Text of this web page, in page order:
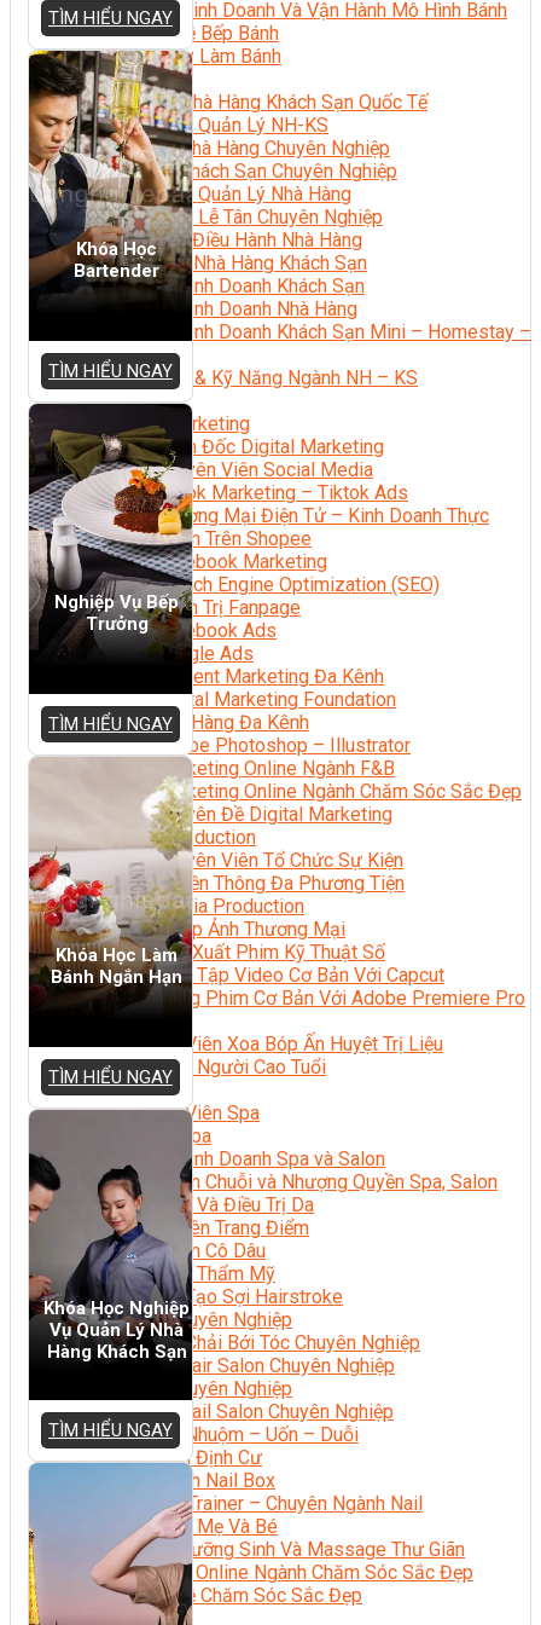
Bí Quyết Kinh Doanh Và Vận Hành Mô Hình Bánh
Chuyên Đề Bếp Bánh
Video Dạy Làm Bánh
Quản Trị NHKS
Quản Trị Nhà Hàng Khách Sạn Quốc Tế
Nghiệp Vụ Quản Lý NH-KS
Quản Lý Nhà Hàng Chuyên Nghiệp
Quản Lý Khách Sạn Chuyên Nghiệp
Nghiệp Vụ Quản Lý Nhà Hàng
Nghiệp Vụ Lễ Tân Chuyên Nghiệp
Giám Đốc Điều Hành Nhà Hàng
Tiếng Anh Nhà Hàng Khách Sạn
Khởi Sự Kinh Doanh Khách Sạn
Khởi Sự Kinh Doanh Nhà Hàng
Khởi Sự Kinh Doanh Khách Sạn Mini – Homestay –
AirBnB
Kiến Thức & Kỹ Năng Ngành NH – KS
Marketing
Digital Marketing
Giám Đốc Digital Marketing
Chuyên Viên Social Media
Tiktok Marketing – Tiktok Ads
Thương Mại Điện Tử – Kinh Doanh Thực
Chiến Trên Shopee
Facebook Marketing
Search Engine Optimization (SEO)
Quản Trị Fanpage
Facebook Ads
Google Ads
Content Marketing Đa Kênh
Digital Marketing Foundation
Bán Hàng Đa Kênh
Adobe Photoshop – Illustrator
Marketing Online Ngành F&B
Marketing Online Ngành Chăm Sóc Sắc Đẹp
Chuyên Đề Digital Marketing
Media Production
Chuyên Viên Tổ Chức Sự Kiện
Truyền Thông Đa Phương Tiện
Media Production
Nhiếp Ảnh Thương Mại
Sản Xuất Phim Kỹ Thuật Số
Biên Tập Video Cơ Bản Với Capcut
Dựng Phim Cơ Bản Với Adobe Premiere Pro
Kỹ Thuật Viên Xoa Bóp Ấn Huyệt Trị Liệu
Chăm Sóc Người Cao Tuổi
Sắc Đẹp
Kỹ Thuật Viên Spa
Quản Lý Spa
Khởi Sự Kinh Doanh Spa và Salon
Kinh Doanh Chuỗi và Nhượng Quyền Spa, Salon
Chăm Sóc Và Điều Trị Da
Chuyên Viên Trang Điểm
Trang Điểm Cô Dâu
Phun Xăm Thẩm Mỹ
Kỹ Thuật Tạo Sợi Hairstroke
Barber Chuyên Nghiệp
Kỹ Thuật Chải Bới Tóc Chuyên Nghiệp
Quản Lý Hair Salon Chuyên Nghiệp
Nối Mi Chuyên Nghiệp
Quản Lý Nail Salon Chuyên Nghiệp
Kỹ Thuật Nhuộm – Uốn – Duỗi
Nail Salon Định Cư
Kinh Doanh Nail Box
Train The Trainer – Chuyên Ngành Nail
Chăm Sóc Mẹ Và Bé
Gội Đầu Dưỡng Sinh Và Massage Thư Giãn
Marketing Online Ngành Chăm Sóc Sắc Đẹp
Chuyên Đề Chăm Sóc Sắc Đẹp
Âm Nhạc
TÌM HIỂU NGAY
Khóa Học
Bartender
TÌM HIỂU NGAY
Nghiệp Vụ Bếp
Trưởng
TÌM HIỂU NGAY
Khóa Học Làm
Bánh Ngắn Hạn
TÌM HIỂU NGAY
Khóa Học Nghiệp
Vụ Quản Lý Nhà
Hàng Khách Sạn
TÌM HIỂU NGAY